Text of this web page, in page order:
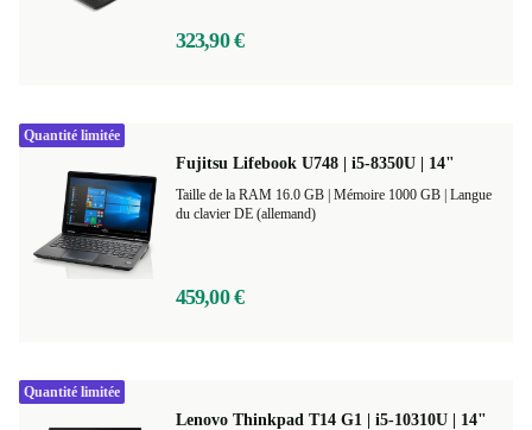
323,90 €
Fujitsu Lifebook U748 | i5-8350U | 14"
Langue
du clavier DE (allemand)
459,00 €
Quantité limitée
Lenovo Thinkpad T14 G1 | i5-10310U | 14"
Quantité limitée